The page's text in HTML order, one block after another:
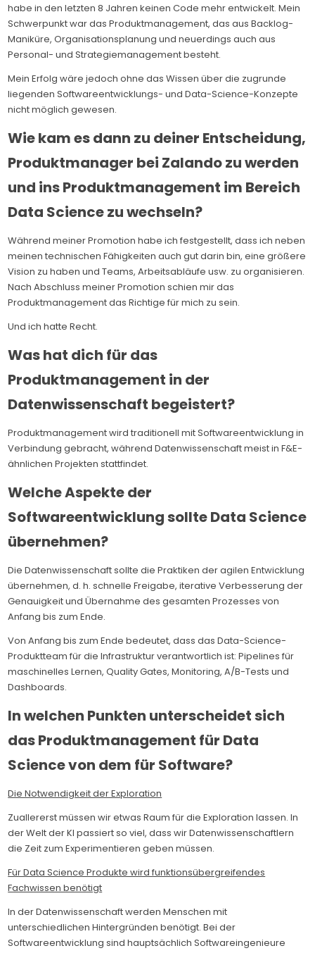
habe in den letzten 8 Jahren keinen Code mehr entwickelt. Mein
Schwerpunkt war das Produktmanagement, das aus Backlog-
Maniküre, Organisationsplanung und neuerdings auch aus
Personal- und Strategiemanagement besteht.
Mein Erfolg wäre jedoch ohne das Wissen über die zugrunde
liegenden Softwareentwicklungs- und Data-Science-Konzepte
nicht möglich gewesen.
Wie kam es dann zu deiner Entscheidung,
Produktmanager bei Zalando zu werden
und ins Produktmanagement im Bereich
Data Science zu wechseln?
Während meiner Promotion habe ich festgestellt, dass ich neben
meinen technischen Fähigkeiten auch gut darin bin, eine größere
Vision zu haben und Teams, Arbeitsabläufe usw. zu organisieren.
Nach Abschluss meiner Promotion schien mir das
Produktmanagement das Richtige für mich zu sein.
Und ich hatte Recht.
Was hat dich für das
Produktmanagement in der
Datenwissenschaft begeistert?
Produktmanagement wird traditionell mit Softwareentwicklung in
Verbindung gebracht, während Datenwissenschaft meist in F&E-
ähnlichen Projekten stattfindet.
Welche Aspekte der
Softwareentwicklung sollte Data Science
übernehmen?
Die Datenwissenschaft sollte die Praktiken der agilen Entwicklung
übernehmen, d. h. schnelle Freigabe, iterative Verbesserung der
Genauigkeit und Übernahme des gesamten Prozesses von
Anfang bis zum Ende.
Von Anfang bis zum Ende bedeutet, dass das Data-Science-
Produktteam für die Infrastruktur verantwortlich ist: Pipelines für
maschinelles Lernen, Quality Gates, Monitoring, A/B-Tests und
Dashboards.
In welchen Punkten unterscheidet sich
das Produktmanagement für Data
Science von dem für Software?
Die Notwendigkeit der Exploration
Zuallererst müssen wir etwas Raum für die Exploration lassen. In
der Welt der KI passiert so viel, dass wir Datenwissenschaftlern
die Zeit zum Experimentieren geben müssen.
Für Data Science Produkte wird funktionsübergreifendes
Fachwissen benötigt
In der Datenwissenschaft werden Menschen mit
unterschiedlichen Hintergründen benötigt. Bei der
Softwareentwicklung sind hauptsächlich Softwareingenieure